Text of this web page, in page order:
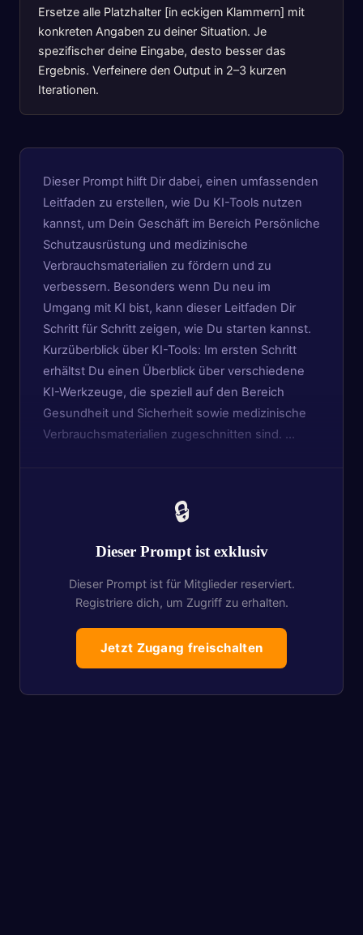
Ersetze alle Platzhalter [in eckigen Klammern] mit
konkreten Angaben zu deiner Situation. Je
spezifischer deine Eingabe, desto besser das
Ergebnis. Verfeinere den Output in 2–3 kurzen
Iterationen.
Dieser Prompt hilft Dir dabei, einen umfassenden
Leitfaden zu erstellen, wie Du KI-Tools nutzen
kannst, um Dein Geschäft im Bereich Persönliche
Schutzausrüstung und medizinische
Verbrauchsmaterialien zu fördern und zu
verbessern. Besonders wenn Du neu im
Umgang mit KI bist, kann dieser Leitfaden Dir
Schritt für Schritt zeigen, wie Du starten kannst.
Kurzüberblick über KI-Tools: Im ersten Schritt
erhältst Du einen Überblick über verschiedene
KI-Werkzeuge, die speziell auf den Bereich
Gesundheit und Sicherheit sowie medizinische
Verbrauchsmaterialien zugeschnitten sind. …
🔒
Dieser Prompt ist exklusiv
Dieser Prompt ist für Mitglieder reserviert.
Registriere dich, um Zugriff zu erhalten.
Jetzt Zugang freischalten